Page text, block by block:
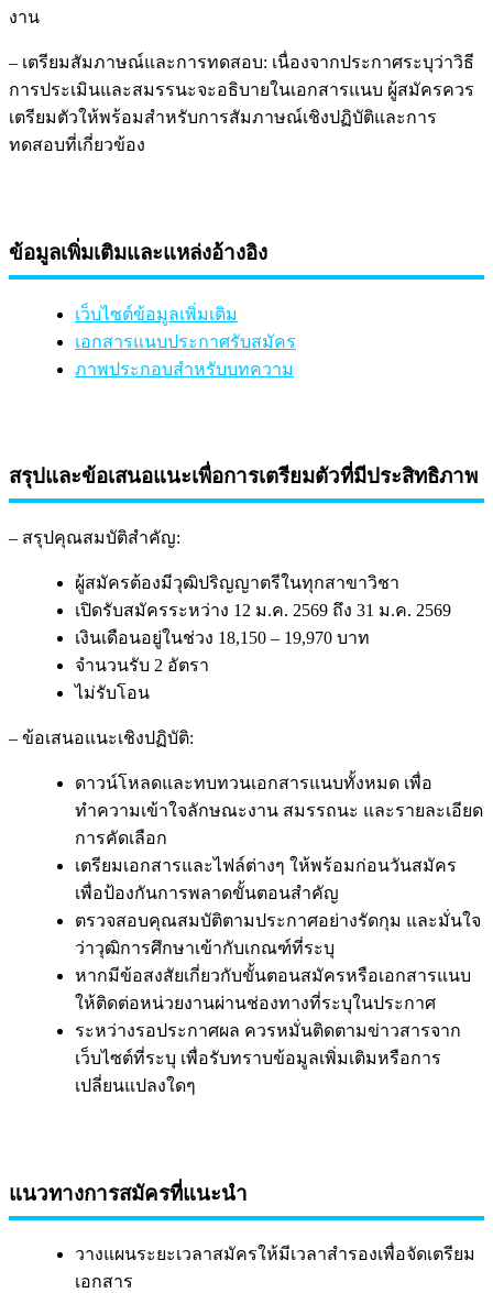
งาน
– เตรียมสัมภาษณ์และการทดสอบ: เนื่องจากประกาศระบุว่าวิธี
การประเมินและสมรรนะจะอธิบายในเอกสารแนบ ผู้สมัครควร
เตรียมตัวให้พร้อมสำหรับการสัมภาษณ์เชิงปฏิบัติและการ
ทดสอบที่เกี่ยวข้อง
ข้อมูลเพิ่มเติมและแหล่งอ้างอิง
เว็บไซต์ข้อมูลเพิ่มเติม
เอกสารแนบประกาศรับสมัคร
ภาพประกอบสำหรับบทความ
สรุปและข้อเสนอแนะเพื่อการเตรียมตัวที่มีประสิทธิภาพ
– สรุปคุณสมบัติสำคัญ:
ผู้สมัครต้องมีวุฒิปริญญาตรีในทุกสาขาวิชา
เปิดรับสมัครระหว่าง 12 ม.ค. 2569 ถึง 31 ม.ค. 2569
เงินเดือนอยู่ในช่วง 18,150 – 19,970 บาท
จำนวนรับ 2 อัตรา
ไม่รับโอน
– ข้อเสนอแนะเชิงปฏิบัติ:
ดาวน์โหลดและทบทวนเอกสารแนบทั้งหมด เพื่อ
ทำความเข้าใจลักษณะงาน สมรรถนะ และรายละเอียด
การคัดเลือก
เตรียมเอกสารและไฟล์ต่างๆ ให้พร้อมก่อนวันสมัคร
เพื่อป้องกันการพลาดขั้นตอนสำคัญ
ตรวจสอบคุณสมบัติตามประกาศอย่างรัดกุม และมั่นใจ
ว่าวุฒิการศึกษาเข้ากับเกณฑ์ที่ระบุ
หากมีข้อสงสัยเกี่ยวกับขั้นตอนสมัครหรือเอกสารแนบ
ให้ติดต่อหน่วยงานผ่านช่องทางที่ระบุในประกาศ
ระหว่างรอประกาศผล ควรหมั่นติดตามข่าวสารจาก
เว็บไซต์ที่ระบุ เพื่อรับทราบข้อมูลเพิ่มเติมหรือการ
เปลี่ยนแปลงใดๆ
แนวทางการสมัครที่แนะนำ
วางแผนระยะเวลาสมัครให้มีเวลาสำรองเพื่อจัดเตรียม
เอกสาร